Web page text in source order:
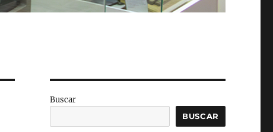
Buscar
BUSCAR